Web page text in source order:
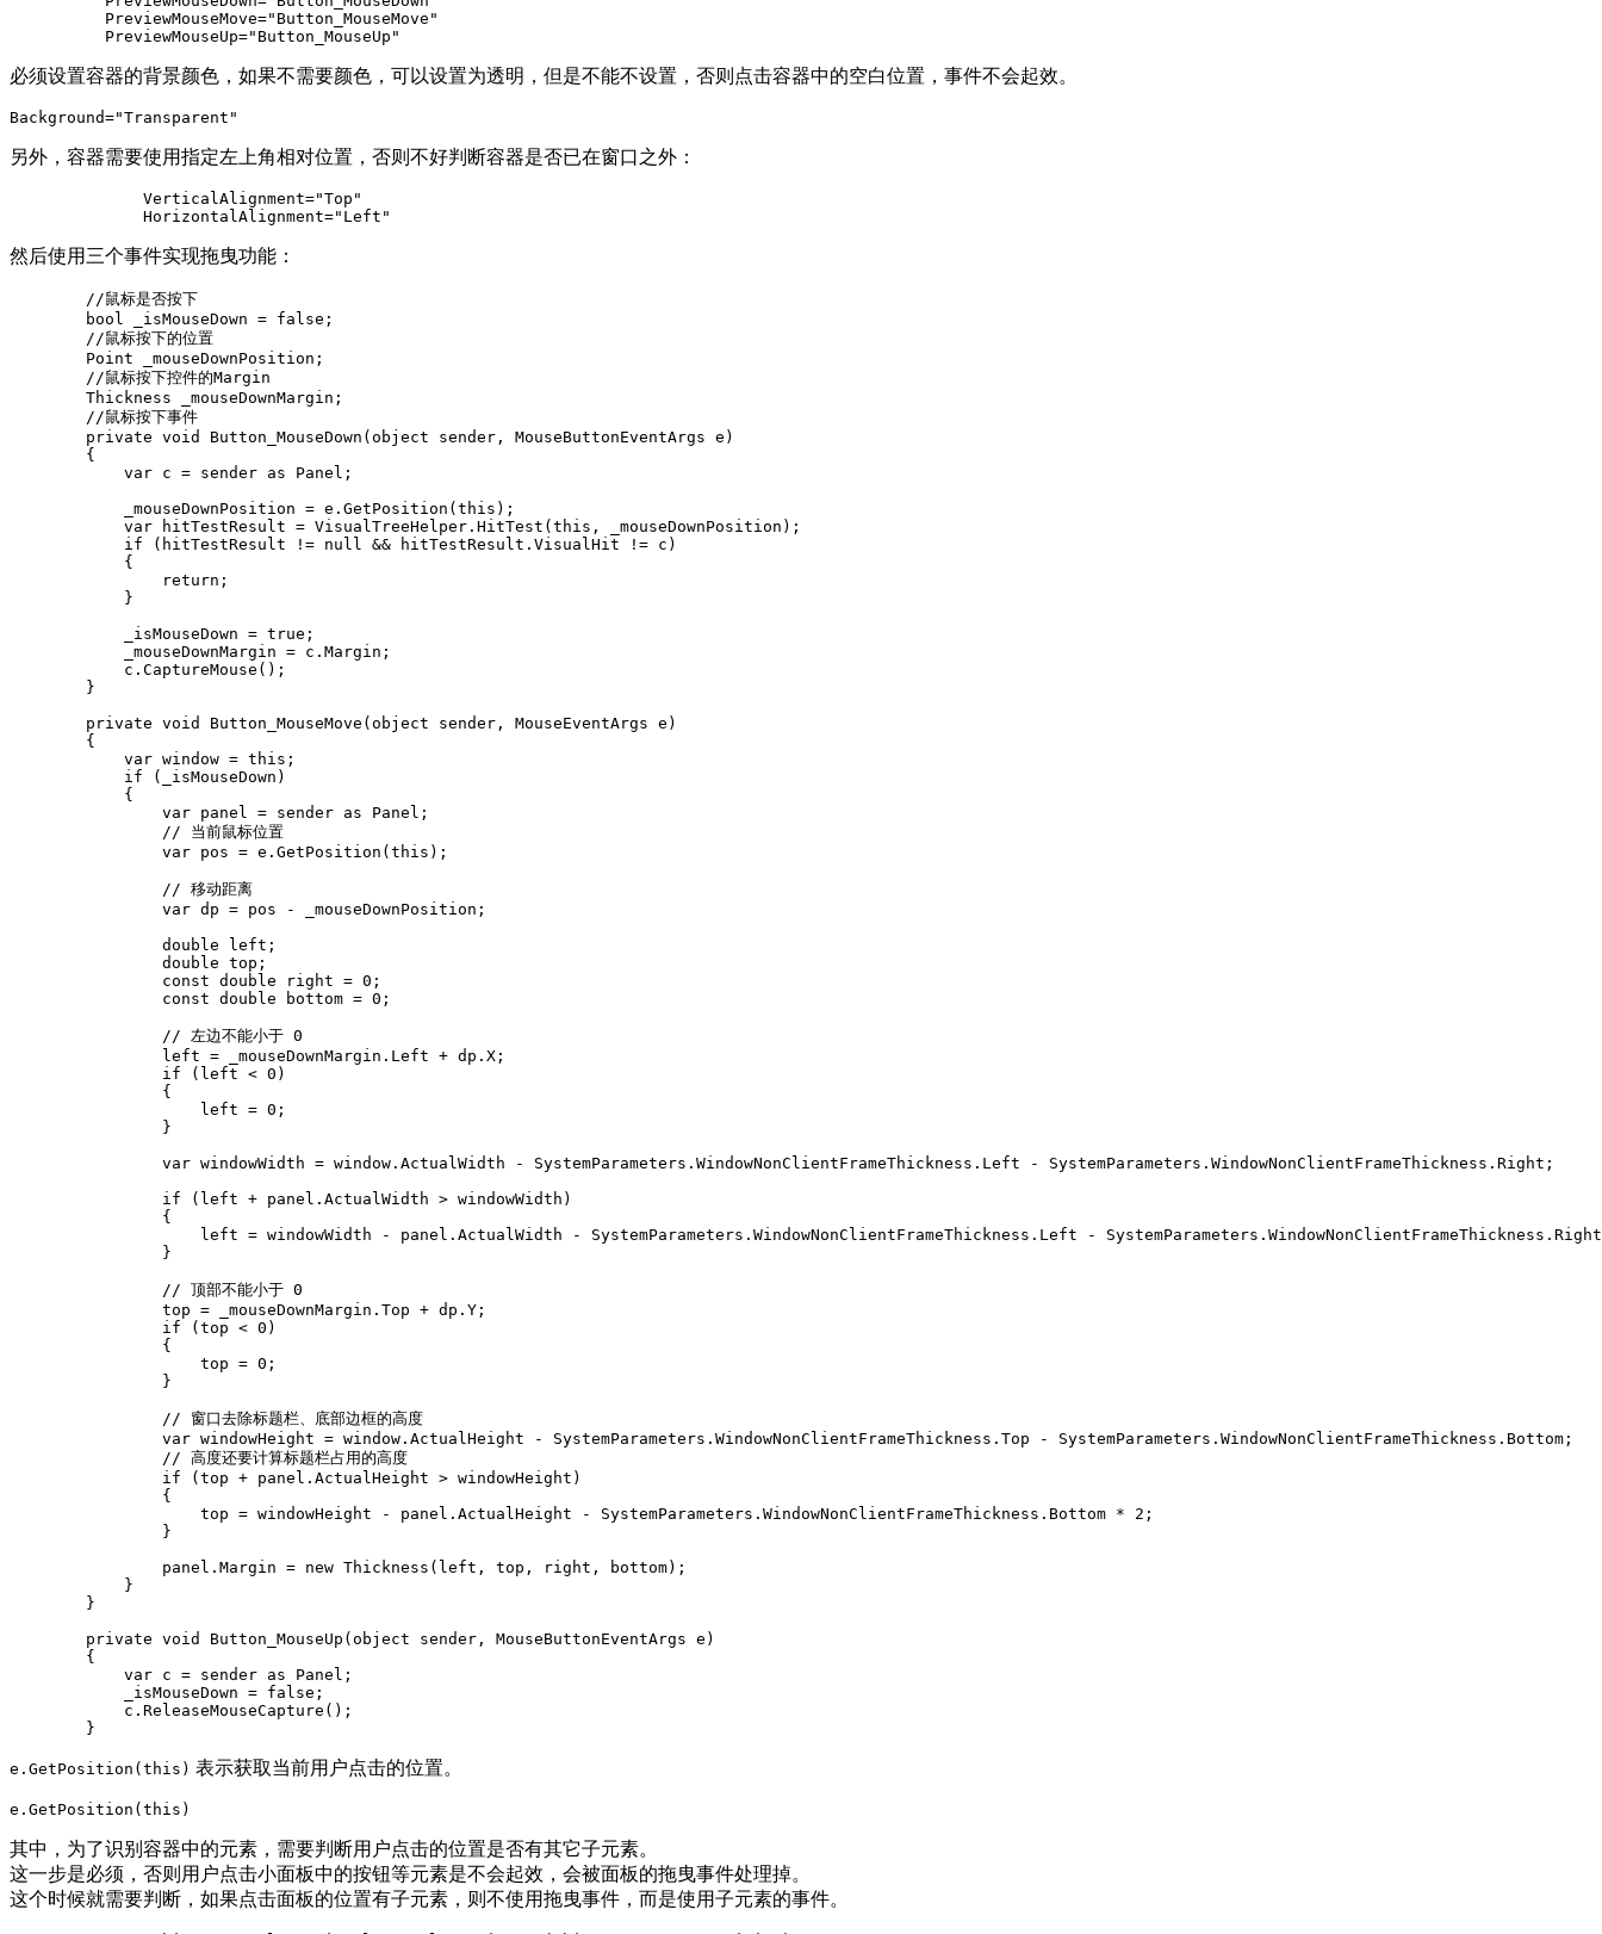
          PreviewMouseMove="Button_MouseMove"
          PreviewMouseUp="Button_MouseUp"
必须设置容器的背景颜色，如果不需要颜色，可以设置为透明，但是不能不设置，否则点击容器中的空白位置，事件不会起效。
Background="Transparent"
另外，容器需要使用指定左上角相对位置，否则不好判断容器是否已在窗口之外：
              VerticalAlignment="Top"
              HorizontalAlignment="Left"
然后使用三个事件实现拖曳功能：
        //鼠标是否按下
        bool _isMouseDown = false;
        //鼠标按下的位置
        Point _mouseDownPosition;
        //鼠标按下控件的Margin
        Thickness _mouseDownMargin;
        //鼠标按下事件
        private void Button_MouseDown(object sender, MouseButtonEventArgs e)
        {
            var c = sender as Panel;
            _mouseDownPosition = e.GetPosition(this);
            var hitTestResult = VisualTreeHelper.HitTest(this, _mouseDownPosition);
            if (hitTestResult != null && hitTestResult.VisualHit != c)
            {
                return;
            }
            _isMouseDown = true;
            _mouseDownMargin = c.Margin;
            c.CaptureMouse();
        }
        private void Button_MouseMove(object sender, MouseEventArgs e)
        {
            var window = this;
            if (_isMouseDown)
            {
                var panel = sender as Panel;
                // 当前鼠标位置
                var pos = e.GetPosition(this);
                // 移动距离
                var dp = pos - _mouseDownPosition;
                double left;
                double top;
                const double right = 0;
                const double bottom = 0;
                // 左边不能小于 0
                left = _mouseDownMargin.Left + dp.X;
                if (left < 0)
                {
                    left = 0;
                }
                var windowWidth = window.ActualWidth - SystemParameters.WindowNonClientFrameThickness.Left - SystemParameters.WindowNonClientFrameThickness.Right;
                if (left + panel.ActualWidth > windowWidth)
                {
left = windowWidth - panel.ActualWidth - SystemParameters.WindowNonClientFrameThickness.Left -
                }
                // 顶部不能小于 0
                top = _mouseDownMargin.Top + dp.Y;
                if (top < 0)
                {
                    top = 0;
                }
                // 窗口去除标题栏、底部边框的高度
                var windowHeight = window.ActualHeight - SystemParameters.WindowNonClientFrameThickness.Top - SystemParameters.WindowNonClientFrameThickness.Bottom;
                // 高度还要计算标题栏占用的高度
                if (top + panel.ActualHeight > windowHeight)
                {
                    top = windowHeight - panel.ActualHeight - SystemParameters.WindowNonClientFrameThickness.Bottom * 2;
                }
                panel.Margin = new Thickness(left, top, right, bottom);
            }
        }
        private void Button_MouseUp(object sender, MouseButtonEventArgs e)
        {
            var c = sender as Panel;
            _isMouseDown = false;
            c.ReleaseMouseCapture();
        }
e.GetPosition(this) 表示获取当前用户点击的位置。
e.GetPosition(this)
其中，为了识别容器中的元素，需要判断用户点击的位置是否有其它子元素。
这一步是必须，否则用户点击小面板中的按钮等元素是不会起效，会被面板的拖曳事件处理掉。
这个时候就需要判断，如果点击面板的位置有子元素，则不使用拖曳事件，而是使用子元素的事件。